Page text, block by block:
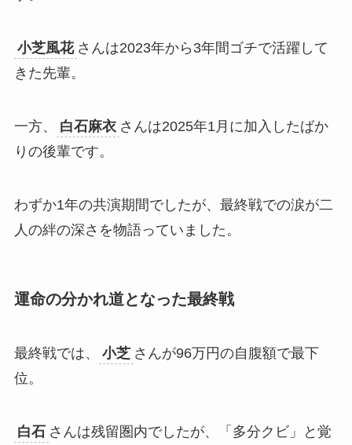
小芝風花 さんは2023年から3年間ゴチで活躍して
きた先輩。
一方、 白石麻衣 さんは2025年1月に加入したばか
りの後輩です。
わずか1年の共演期間でしたが、最終戦での涙が二
人の絆の深さを物語っていました。
運命の分かれ道となった最終戦
最終戦では、 小芝 さんが96万円の自腹額で最下
位。
白石 さんは残留圏内でしたが、「多分クビ」と覚